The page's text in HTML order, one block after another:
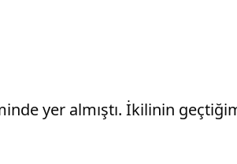
yer almıştı. İkilinin